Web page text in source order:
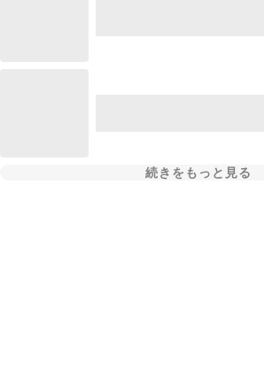
続きをもっと見る